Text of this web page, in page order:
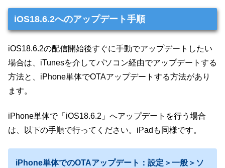
iOS18.6.2へのアップデート手順
iOS18.6.2の配信開始後すぐに手動でアップデートしたい
場合は、iTunesを介してパソコン経由でアップデートする
方法と、iPhone単体でOTAアップデートする方法があり
ます。
iPhone単体で「iOS18.6.2」へアップデートを行う場合
は、以下の手順で行ってください。iPadも同様です。
iPhone単体でのOTAアップデート：設定＞一般＞ソ